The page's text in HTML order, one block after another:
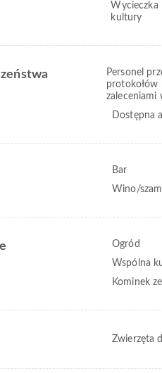
Wycieczka
kultury
Personel
protokołów
zaleceniami
Dostępna
Bar
Wino/
Ogród
Wspólna
Kominek
Zwierzęta